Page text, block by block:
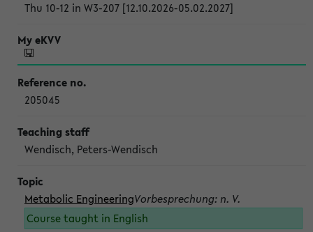
Thu 10-12 in W3-207 [12.10.2026-05.02.2027]
205045
Wendisch, Peters-Wendisch
Metabolic EngineeringVorbesprechung: n. V.
Course taught in English